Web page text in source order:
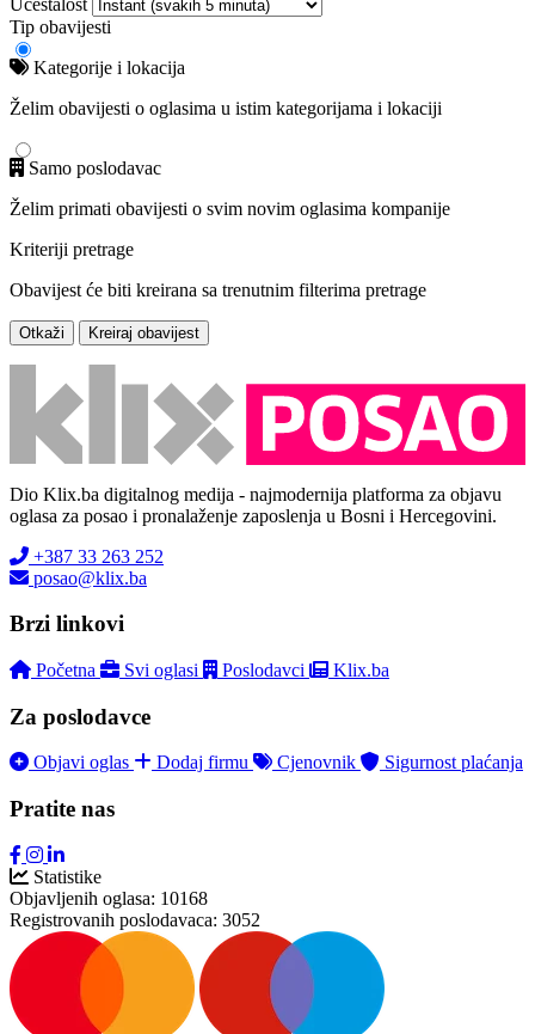
Učestalost
Tip obavijesti
Kategorije i lokacija
Želim obavijesti o oglasima u istim kategorijama i lokaciji
Samo poslodavac
Želim primati obavijesti o svim novim oglasima kompanije
Kriteriji pretrage
Obavijest će biti kreirana sa trenutnim filterima pretrage
Otkaži Kreiraj obavijest
Dio Klix.ba digitalnog medija - najmodernija platforma za objavu
oglasa za posao i pronalaženje zaposlenja u Bosni i Hercegovini.
+387 33 263 252
posao@klix.ba
Brzi linkovi
Početna Svi oglasi Poslodavci Klix.ba
Za poslodavce
Objavi oglas Dodaj firmu Cjenovnik Sigurnost plaćanja
Pratite nas
Statistike
Objavljenih oglasa: 10168
Registrovanih poslodavaca: 3052